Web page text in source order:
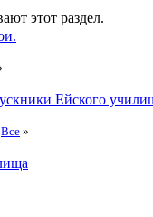
этот раздел.
Ейского
Все »